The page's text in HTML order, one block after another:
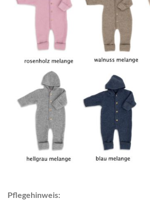
Pflegehinweis: